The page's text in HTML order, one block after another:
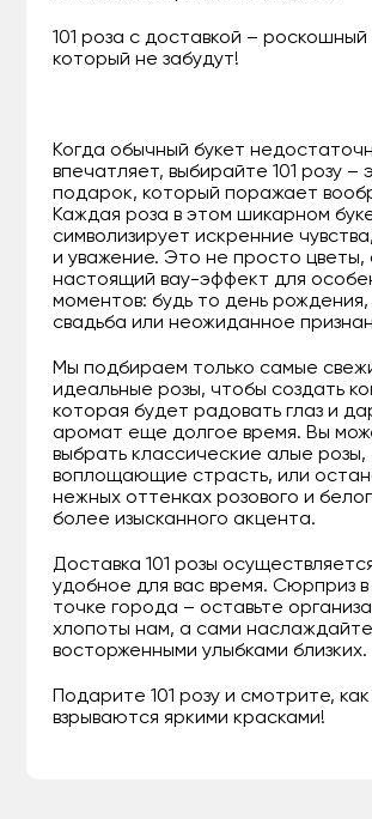
101 роза с доставкой – роскошный
который не забудут!
Когда обычный букет
впечатляет, выбирайте 101 розу –
подарок, который поражает
Каждая роза в этом шикарном
символизирует искренние
и уважение. Это не просто цветы,
настоящий вау-эффект для
моментов: будь то день
свадьба или неожиданное
Мы подбираем только самые
идеальные розы, чтобы создать
которая будет радовать глаз и
аромат еще долгое время. Вы
выбрать классические алые розы,
воплощающие страсть, или
нежных оттенках розового и
более изысканного акцента.
Доставка 101 розы
удобное для вас время. Сюрприз
точке города – оставьте
хлопоты нам, а сами
восторженными улыбками близких.
Подарите 101 розу и смотрите,
взрываются яркими красками!